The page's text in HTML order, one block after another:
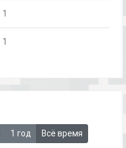
1
1
1 год Всё время